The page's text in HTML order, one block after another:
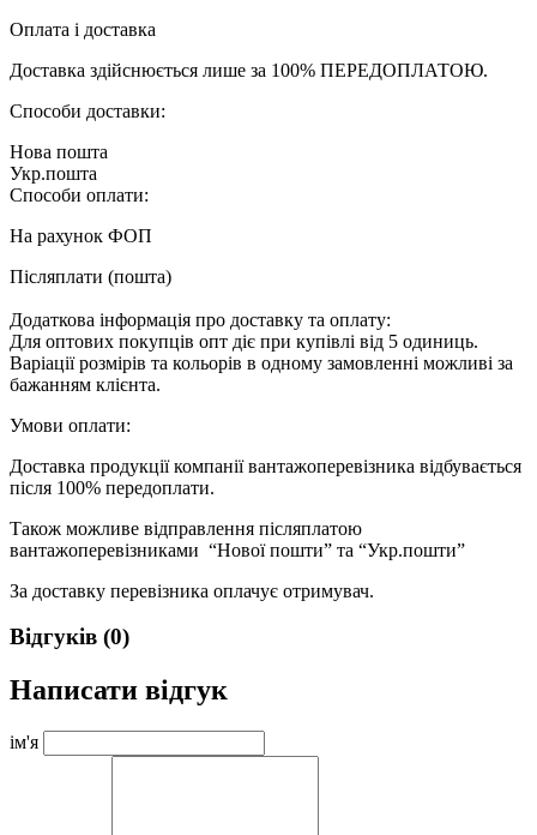
Оплата і доставка
Доставка здійснюється лише за 100% ПЕРЕДОПЛАТОЮ.
Способи доставки:
Нова пошта
Укр.пошта
Способи оплати:
На рахунок ФОП
Післяплати (пошта)
Додаткова інформація про доставку та оплату:
Для оптових покупців опт діє при купівлі від 5 одиниць.
Варіації розмірів та кольорів в одному замовленні можливі за
бажанням клієнта.
Умови оплати:
Доставка продукції компанії вантажоперевізника відбувається
після 100% передоплати.
Також можливе відправлення післяплатою
вантажоперевізниками “Нової пошти” та “Укр.пошти”
За доставку перевізника оплачує отримувач.
Відгуків (0)
Написати відгук
ім'я